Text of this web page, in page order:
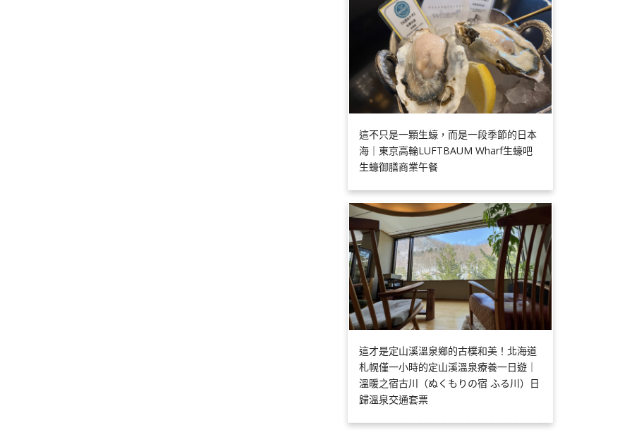
這不只是一顆生蠔，而是一段季節的日本
海｜東京高輪LUFTBAUM Wharf生蠔吧
生蠔御膳商業午餐
這才是定山溪溫泉鄉的古樸和美！北海道
札幌僅一小時的定山溪溫泉療養一日遊｜
溫暖之宿古川（ぬくもりの宿 ふる川）日
歸溫泉交通套票